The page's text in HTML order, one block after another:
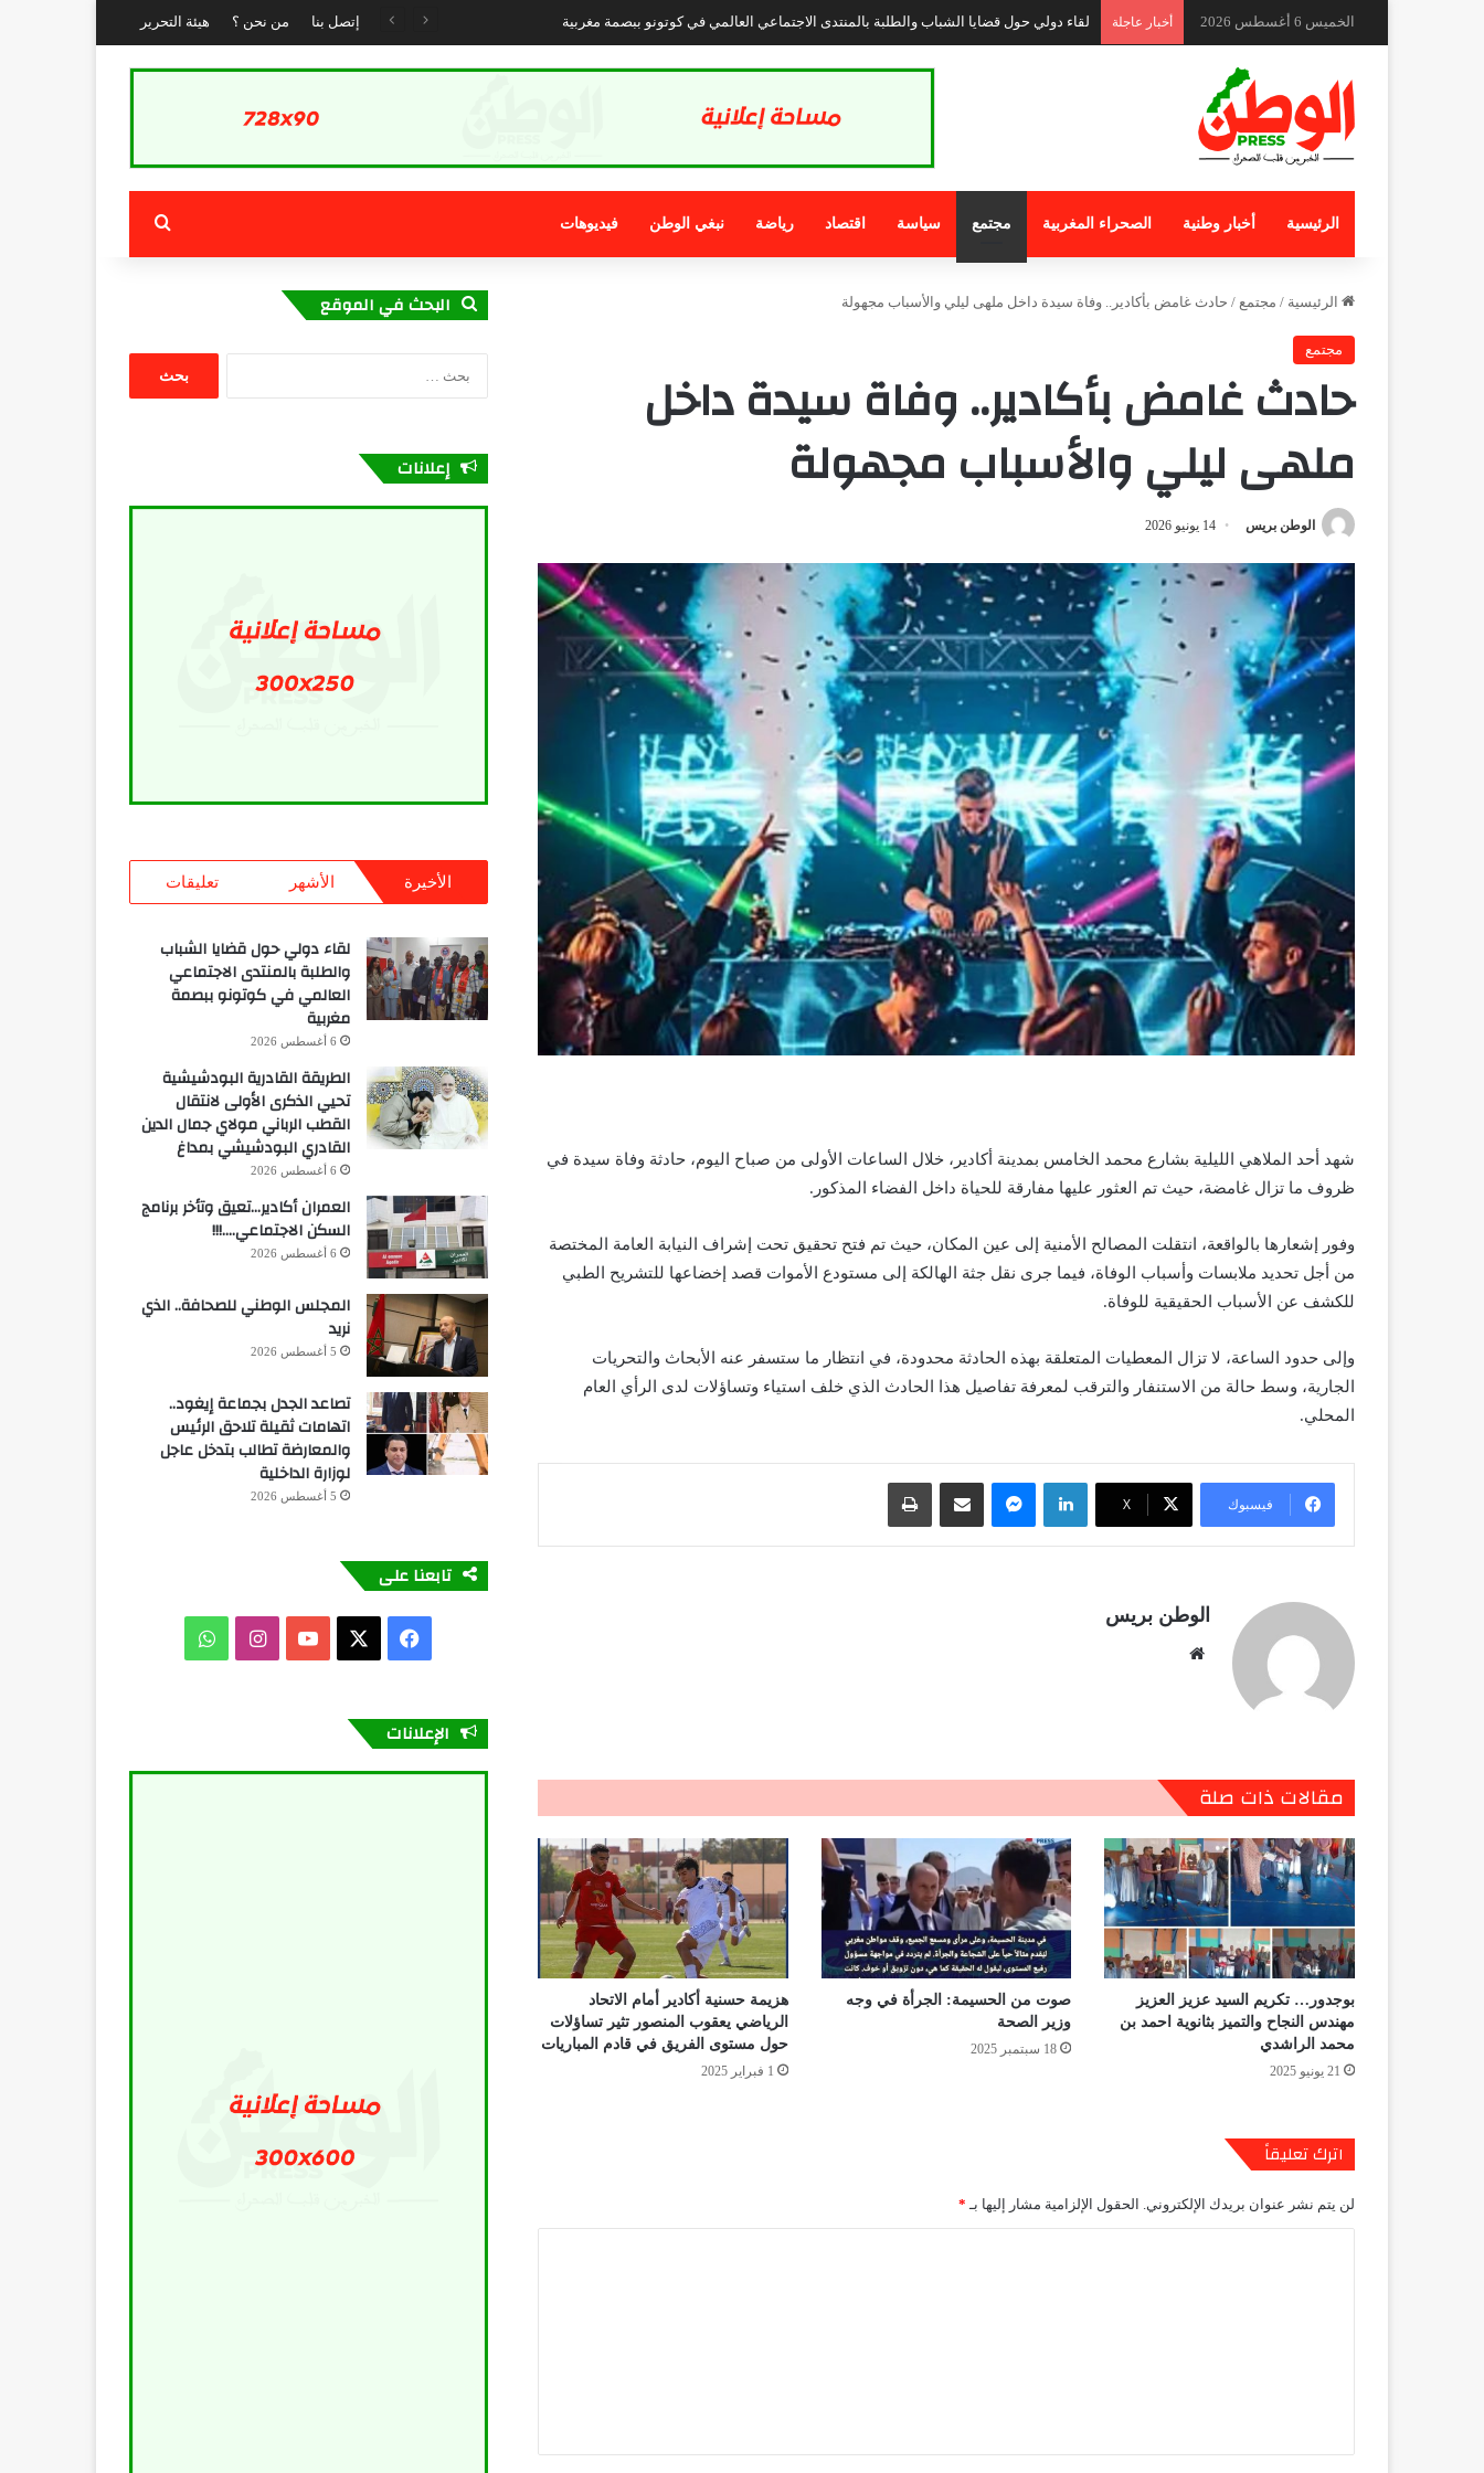
الخميس 6 أغسطس 2026 أخبار عاجلة إتصل بنا من نحن ؟ هيئة التحرير
الرئيسية أخبار وطنية الصحراء المغربية مجتمع سياسة اقتصاد رياضة نبغي الوطن فيديوهات بحث عن
الرئيسية / مجتمع / حادث غامض بأكادير.. وفاة سيدة داخل ملهى ليلي والأسباب مجهولة
مجتمع
حادث غامض بأكادير.. وفاة سيدة داخل
ملهى ليلي والأسباب مجهولة
الوطن بريس 14 يونيو 2026
شهد أحد الملاهي الليلية بشارع محمد الخامس بمدينة أكادير، خلال الساعات الأولى من صباح اليوم، حادثة وفاة سيدة في
ظروف ما تزال غامضة، حيث تم العثور عليها مفارقة للحياة داخل الفضاء المذكور.
وفور إشعارها بالواقعة، انتقلت المصالح الأمنية إلى عين المكان، حيث تم فتح تحقيق تحت إشراف النيابة العامة المختصة
من أجل تحديد ملابسات وأسباب الوفاة، فيما جرى نقل جثة الهالكة إلى مستودع الأموات قصد إخضاعها للتشريح الطبي
للكشف عن الأسباب الحقيقية للوفاة.
وإلى حدود الساعة، لا تزال المعطيات المتعلقة بهذه الحادثة محدودة، في انتظار ما ستسفر عنه الأبحاث والتحريات
الجارية، وسط حالة من الاستنفار والترقب لمعرفة تفاصيل هذا الحادث الذي خلف استياء وتساؤلات لدى الرأي العام
المحلي.
فيسبوك X
لينكدإن ماسنجر مشاركة عبر البريد طباعة
الوطن بريس
مقالات ذات صلة
بوجدور… تكريم السيد عزيز العزيز
مهندس النجاح والتميز بثانوية احمد بن
محمد الراشدي
21 يونيو 2025
صوت من الحسيمة: الجرأة في وجه
وزير الصحة
18 سبتمبر 2025
هزيمة حسنية أكادير أمام الاتحاد
الرياضي يعقوب المنصور تثير تساؤلات
حول مستوى الفريق في قادم المباريات
1 فبراير 2025
اترك تعليقاً
لن يتم نشر عنوان بريدك الإلكتروني. الحقول الإلزامية مشار إليها بـ *
البحث في الموقع
إعلانات
الأخيرة الأشهر تعليقات
لقاء دولي حول قضايا الشباب
والطلبة بالمنتدى الاجتماعي
العالمي في كوتونو ببصمة
مغربية
6 أغسطس 2026
الطريقة القادرية البودشيشية
تحيي الذكرى الأولى لانتقال
القطب الرباني مولاي جمال الدين
القادري البودشيشي بمداغ
6 أغسطس 2026
العمران أكادير…تعيق وتأخر برنامج
السكن الاجتماعي….!!!
6 أغسطس 2026
المجلس الوطني للصحافة.. الذي
نريد
5 أغسطس 2026
تصاعد الجدل بجماعة إيغود..
اتهامات ثقيلة تلاحق الرئيس
والمعارضة تطالب بتدخل عاجل
لوزارة الداخلية
5 أغسطس 2026
تابعنا على
فيسبوك
X يوتيوبانستقرامواتساب
الإعلانات